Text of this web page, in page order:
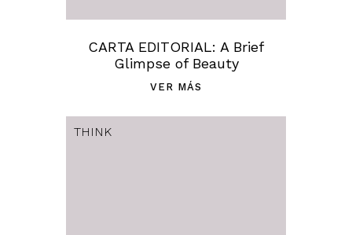
CARTA EDITORIAL: A Brief
Glimpse of Beauty
VER MÁS
THINK